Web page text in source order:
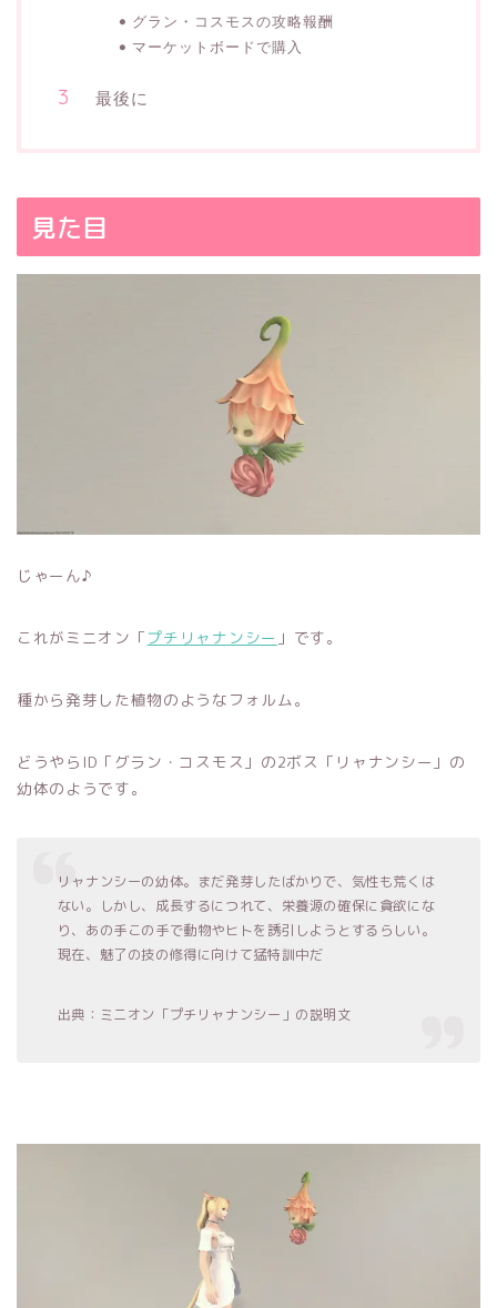
グラン・コスモスの攻略報酬
マーケットボードで購入
最後に
見た目
じゃーん♪
これがミニオン「 プチリャナンシー 」です。
種から発芽した植物のようなフォルム。
どうやらID「グラン・コスモス」の2ボス「リャナンシー」の
幼体のようです。
リャナンシーの幼体。まだ発芽したばかりで、気性も荒くは
ない。しかし、成長するにつれて、栄養源の確保に貪欲にな
り、あの手この手で動物やヒトを誘引しようとするらしい。
現在、魅了の技の修得に向けて猛特訓中だ
出典：ミニオン「プチリャナンシー」の説明文